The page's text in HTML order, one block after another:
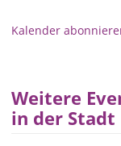
Kalender
Weitere
in der Stadt